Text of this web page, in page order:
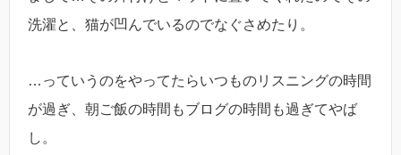
洗濯と、猫が凹んでいるのでなぐさめたり。
…っていうのをやってたらいつものリスニングの時間
が過ぎ、朝ご飯の時間もブログの時間も過ぎてやば
し。